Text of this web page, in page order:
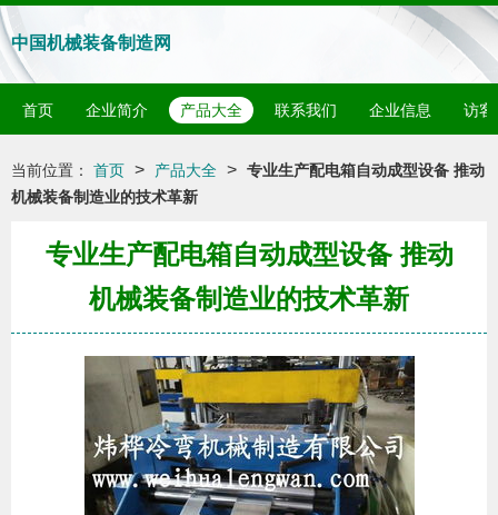
中国机械装备制造网
首页 企业简介 产品大全 联系我们 企业信息 访客
当前位置： 首页 > 产品大全 > 专业生产配电箱自动成型设备 推动
机械装备制造业的技术革新
专业生产配电箱自动成型设备 推动
机械装备制造业的技术革新